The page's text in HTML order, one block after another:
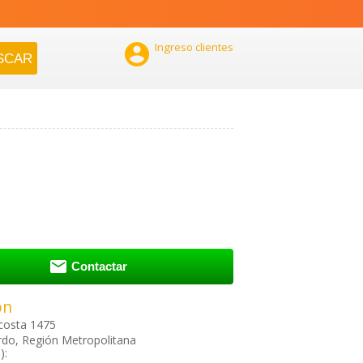
 Ingreso clientes
 Contactar
1475
Región Metropolitana